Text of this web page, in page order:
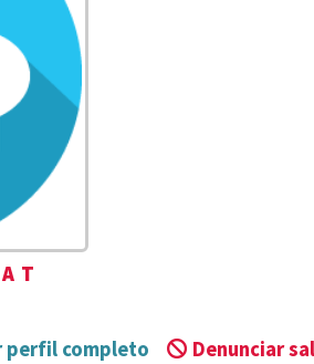
perfil completo
Denunciar